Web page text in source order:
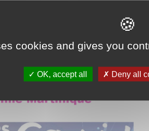
cookies and gives you
OK, accept all Deny all